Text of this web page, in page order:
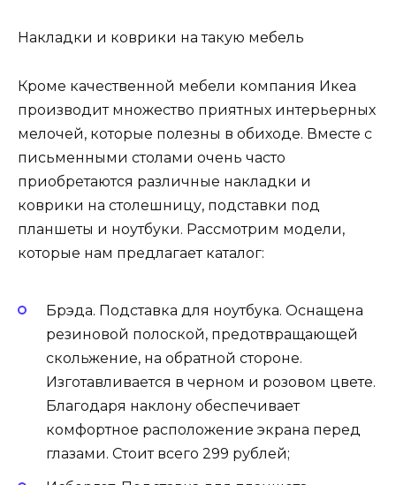
Накладки и коврики на такую мебель
Кроме качественной мебели компания Икеа
производит множество приятных интерьерных
мелочей, которые полезны в обиходе. Вместе с
письменными столами очень часто
приобретаются различные накладки и
коврики на столешницу, подставки под
планшеты и ноутбуки. Рассмотрим модели,
которые нам предлагает каталог:
Брэда. Подставка для ноутбука. Оснащена
резиновой полоской, предотвращающей
скольжение, на обратной стороне.
Изготавливается в черном и розовом цвете.
Благодаря наклону обеспечивает
комфортное расположение экрана перед
глазами. Стоит всего 299 рублей;